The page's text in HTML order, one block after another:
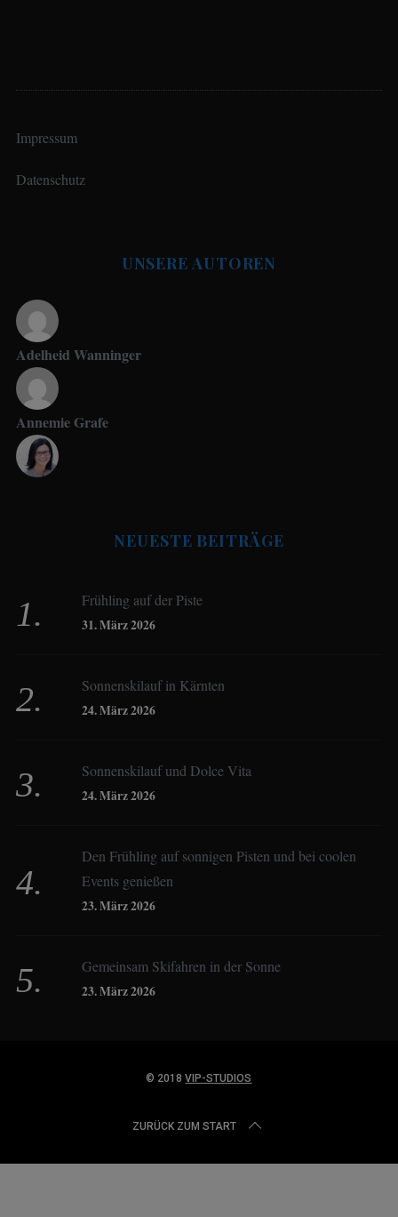
Impressum
Datenschutz
UNSERE AUTOREN
Adelheid Wanninger
Annemie Grafe
Birgit Werner
Christoph Schrahe
Derk Hoberg
Dominique Schroller
Fred Fettner
NEUESTE BEITRÄGE
Frühling auf der Piste
31. März 2026
Sonnenskilauf in Kärnten
24. März 2026
Sonnenskilauf und Dolce Vita
24. März 2026
Den Frühling auf sonnigen Pisten und bei coolen
Events genießen
23. März 2026
Gemeinsam Skifahren in der Sonne
23. März 2026
© 2018VIP-STUDIOS
ZURÜCK ZUM START